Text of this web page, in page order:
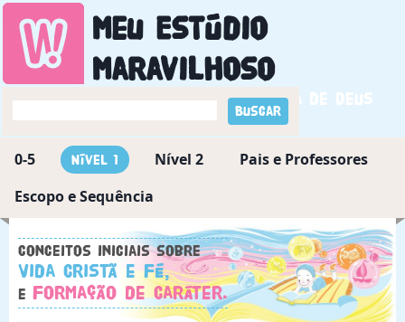
Meu Estúdio
Maravilhoso
Descobrindo a maravilha de Deus
0-5 Nível 1 Nível 2
Pais e Professores
Escopo e Sequência
Conceitos iniciais sobre
Vida Cristã e Fé,
e Formação de Caráter.